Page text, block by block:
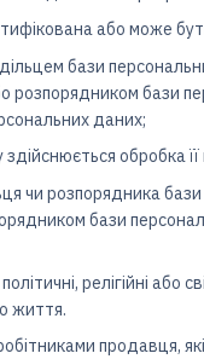
або може
бази
розпорядником бази
даних;
обробка
чи розпорядника
бази
релігійні або
життя.
продавця,